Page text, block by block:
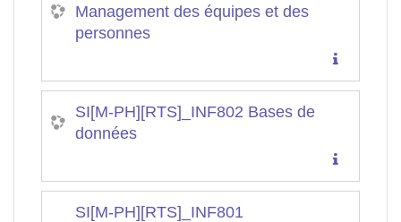
Management des équipes et des
personnes
SI[M-PH][RTS]_INF802 Bases de
données
SI[M-PH][RTS]_INF801